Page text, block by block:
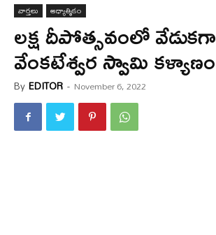
వార్త‌లు ఆధ్యాత్మికం
లక్ష దీపోత్సవంలో వేడుకగా
వేంకటేశ్వర స్వామి కళ్యాణం
ByEDITOR - November 6, 2022